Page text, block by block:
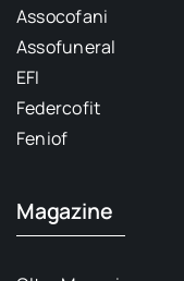
Assocofani
Assofuneral
EFI
Federcofit
Feniof
Magazine